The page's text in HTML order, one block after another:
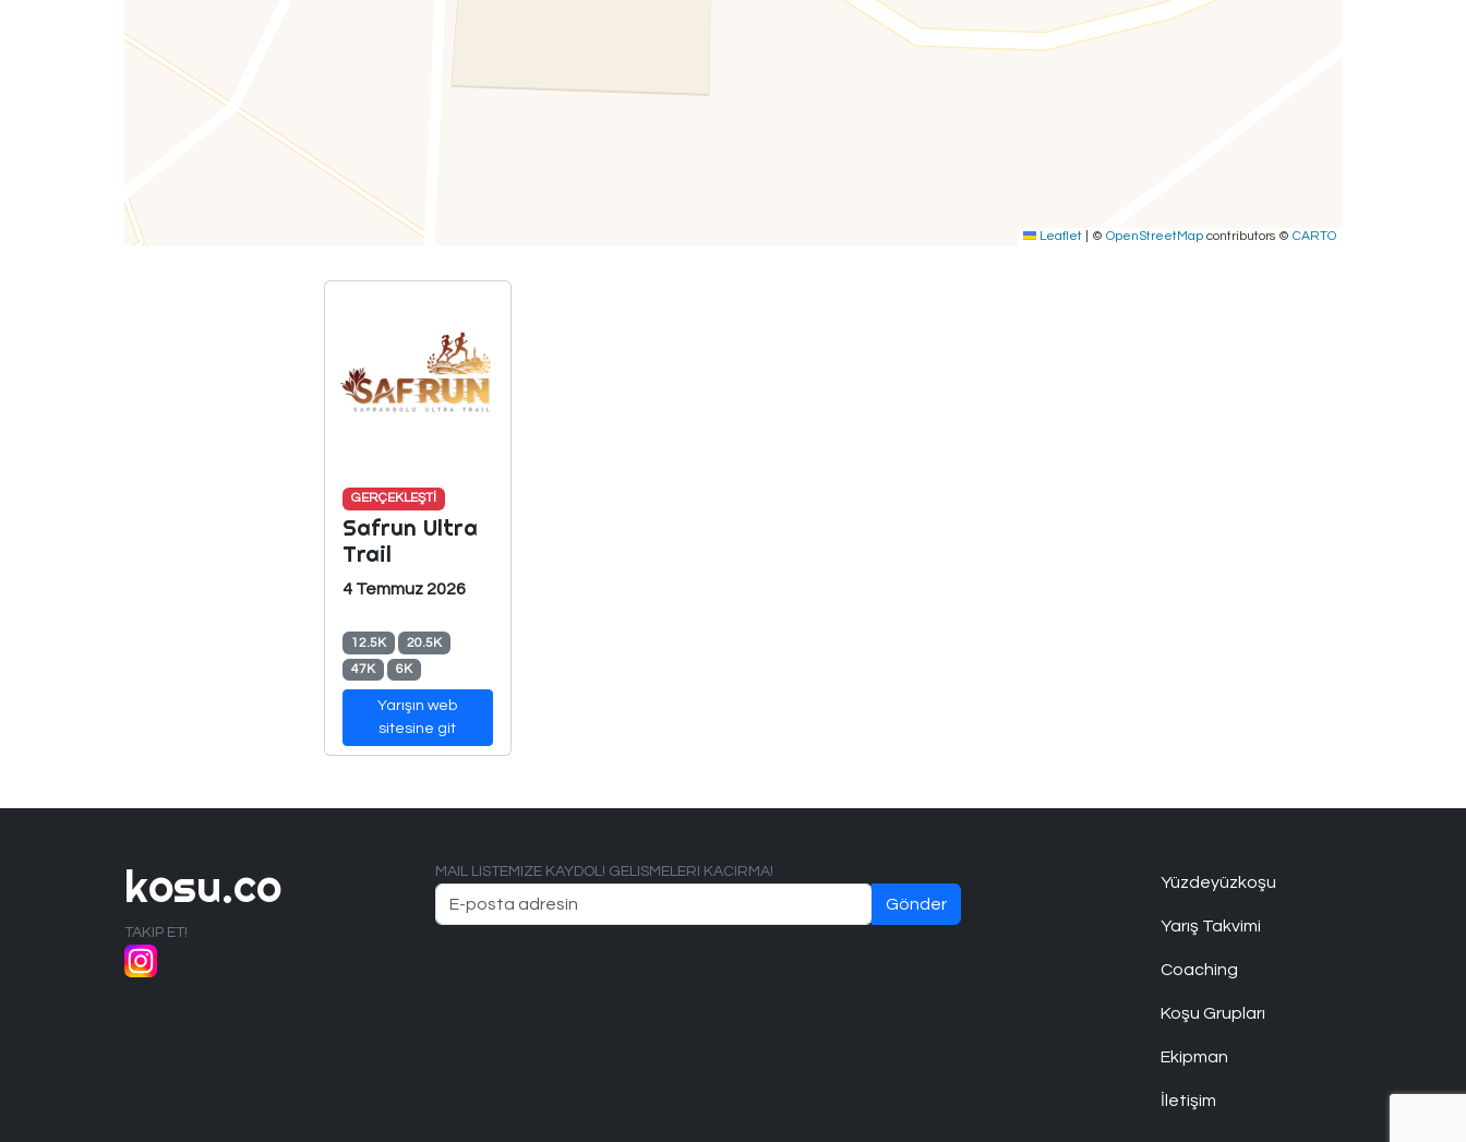
Leaflet © OpenStreetMap contributors © CARTO
GERÇEKLEŞTİ
Safrun Ultra
Trail
4 Temmuz 2026
12.5K
20.5K
47K
6K
Yarışın web
sitesine git
kosu.co
TAKIP ET!
MAIL LISTEMIZE KAYDOL! GELISMELERI KACIRMA!
Yüzdeyüzkoşu
Yarış Takvimi
Coaching
Koşu Grupları
Ekipman
İletişim